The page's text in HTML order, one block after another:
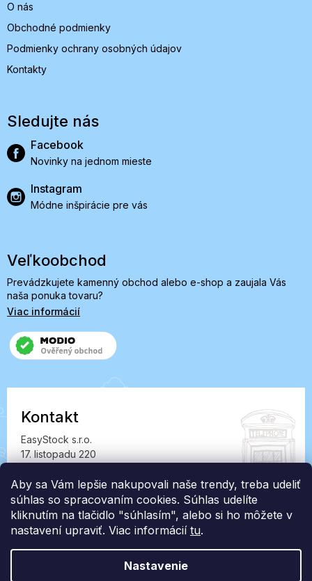
Aby sa Vám lepšie nakupovali naše trendy, treba udeliť
súhlas so spracovaním cookies. Súhlas udelíte
kliknutím na tlačidlo "súhlasím", alebo si ho môžete v
nastavení upraviť. Viac informácií tu.
Nastavenie
O nás
Obchodné podmienky
Podmienky ochrany osobných údajov
Kontakty
Sledujte nás
Facebook
Novinky na jednom mieste
Instagram
Módne inšpirácie pre vás
Veľkoobchod
Prevádzkujete kamenný obchod alebo e-shop a zaujala Vás
naša ponuka tovaru?
Viac informácií
Kontakt
EasyStock s.r.o.
17. listopadu 220
IČ: 07727402, DIČ: CZ07727402
info@londonclub.sk